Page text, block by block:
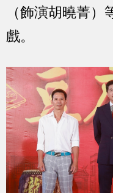
（飾演胡曉菁
戲。